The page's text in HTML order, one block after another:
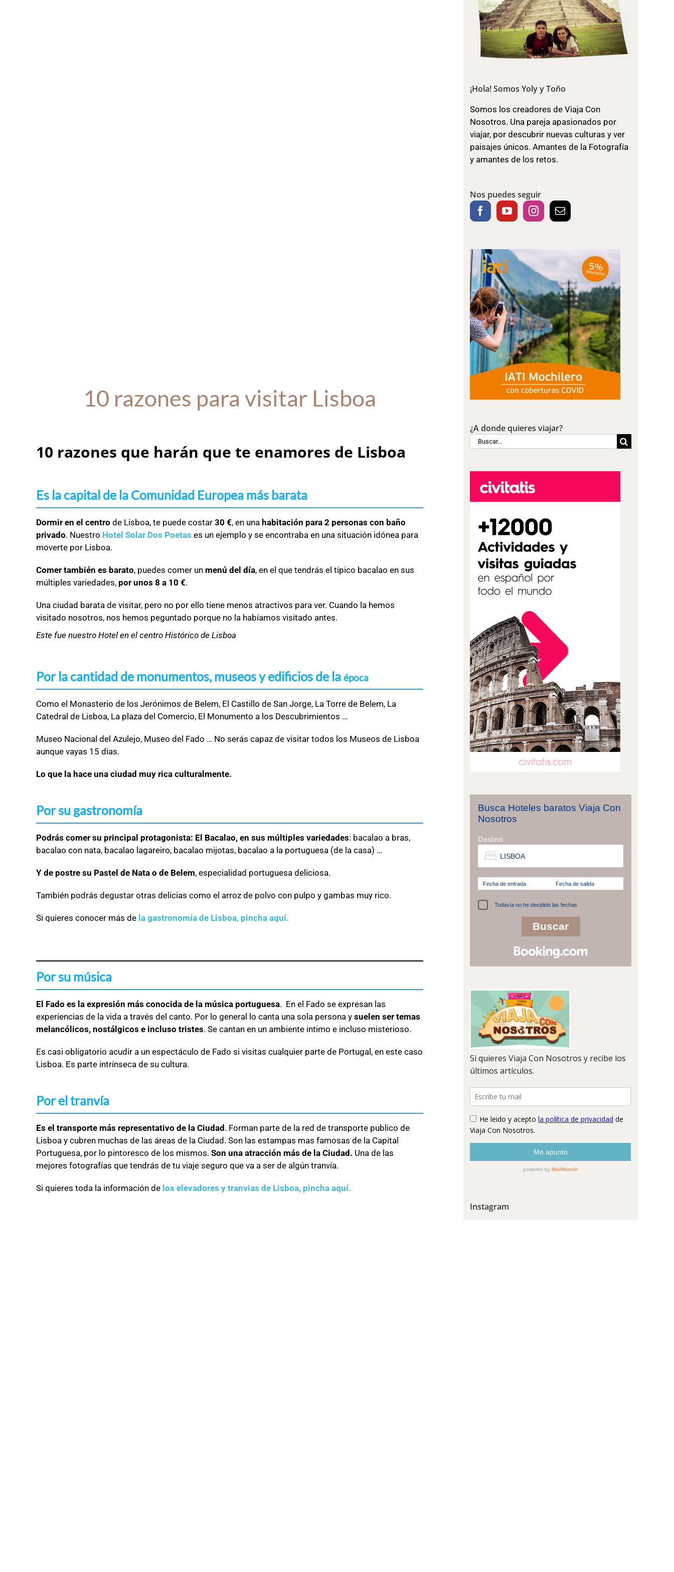
10 razones para visitar Lisboa
10 razones que harán que te enamores de Lisboa
Es la capital de la Comunidad Europea más barata
Dormir en el centro de Lisboa, te puede costar 30 €, en una habitación para 2 personas con baño
privado. Nuestro Hotel Solar Dos Poetas es un ejemplo y se encontraba en una situación idónea para
moverte por Lisboa.
Comer también es barato, puedes comer un menú del día, en el que tendrás el típico bacalao en sus
múltiples variedades, por unos 8 a 10 €.
Una ciudad barata de visitar, pero no por ello tiene menos atractivos para ver. Cuando la hemos
visitado nosotros, nos hemos peguntado porque no la habíamos visitado antes.
Este fue nuestro Hotel en el centro Histórico de Lisboa
Por la cantidad de monumentos, museos y edificios de la época
Como el Monasterio de los Jerónimos de Belem, El Castillo de San Jorge, La Torre de Belem, La
Catedral de Lisboa, La plaza del Comercio, El Monumento a los Descubrimientos …
Museo Nacional del Azulejo, Museo del Fado … No serás capaz de visitar todos los Museos de Lisboa
aunque vayas 15 días.
Lo que la hace una ciudad muy rica culturalmente.
Por su gastronomía
Podrás comer su principal protagonista: El Bacalao, en sus múltiples variedades: bacalao a bras,
bacalao con nata, bacalao lagareiro, bacalao mijotas, bacalao a la portuguesa (de la casa) …
Y de postre su Pastel de Nata o de Belem, especialidad portuguesa deliciosa.
También podrás degustar otras delicias como el arroz de polvo con pulpo y gambas muy rico.
Si quieres conocer más de la gastronomía de Lisboa, pincha aquí.
Por su música
El Fado es la expresión más conocida de la música portuguesa. En el Fado se expresan las
experiencias de la vida a través del canto. Por lo general lo canta una sola persona y suelen ser temas
melancólicos, nostálgicos e incluso tristes. Se cantan en un ambiente intimo e incluso misterioso.
Es casi obligatorio acudir a un espectáculo de Fado si visitas cualquier parte de Portugal, en este caso
Lisboa. Es parte intrínseca de su cultura.
Por el tranvía
Es el transporte más representativo de la Ciudad . Forman parte de la red de transporte publico de
Lisboa y cubren muchas de las áreas de la Ciudad. Son las estampas mas famosas de la Capital
Portuguesa, por lo pintoresco de los mismos. Son una atracción más de la Ciudad. Una de las
mejores fotografías que tendrás de tu viaje seguro que va a ser de algún tranvía.
Si quieres toda la información de los elevadores y tranvias de Lisboa, pincha aquí.
¡Hola! Somos Yoly y Toño
Somos los creadores de Viaja Con
Nosotros. Una pareja apasionados por
viajar, por descubrir nuevas culturas y ver
paisajes únicos. Amantes de la Fotografía
y amantes de los retos.
Nos puedes seguir
¿A donde quieres viajar?
Buscar:
Busca Hoteles baratos Viaja Con
Nosotros
Destino
Fecha de entrada Fecha de salida
Todavía no he decidido las fechas
Instagram